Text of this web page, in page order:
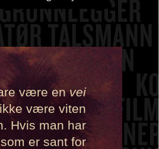
være envei
være viten
Hvis man har
er sant for